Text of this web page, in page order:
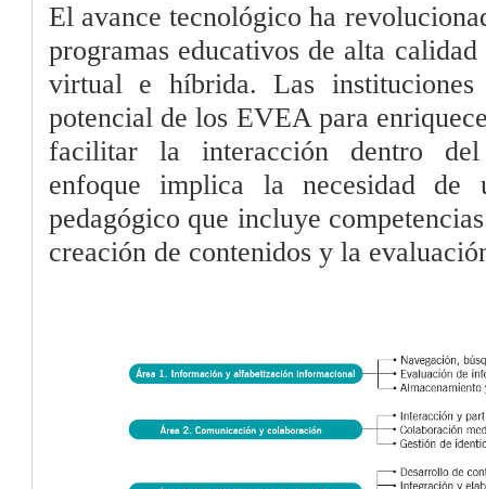
El avance tecnológico ha
programas educativos de alta
virtual e híbrida. Las instituciones
potencial de los EVEA para
facilitar la interacción dentro del
enfoque implica la necesidad de
pedagógico que incluye
creación de contenidos y la